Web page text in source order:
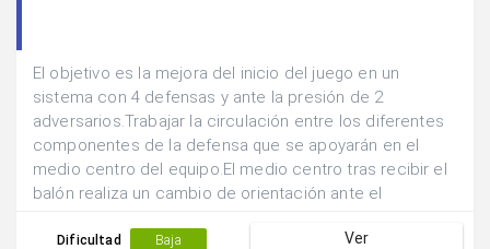
El objetivo es la mejora del inicio del juego en un
sistema con 4 defensas y ante la presión de 2
adversarios.Trabajar la circulación entre los diferentes
componentes de la defensa que se apoyarán en el
medio centro del equipo.El medio centro tras recibir el
balón realiza un cambio de orientación ante el
Dificultad Baja Ver